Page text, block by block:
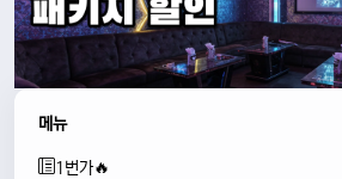
메뉴
1번가🔥